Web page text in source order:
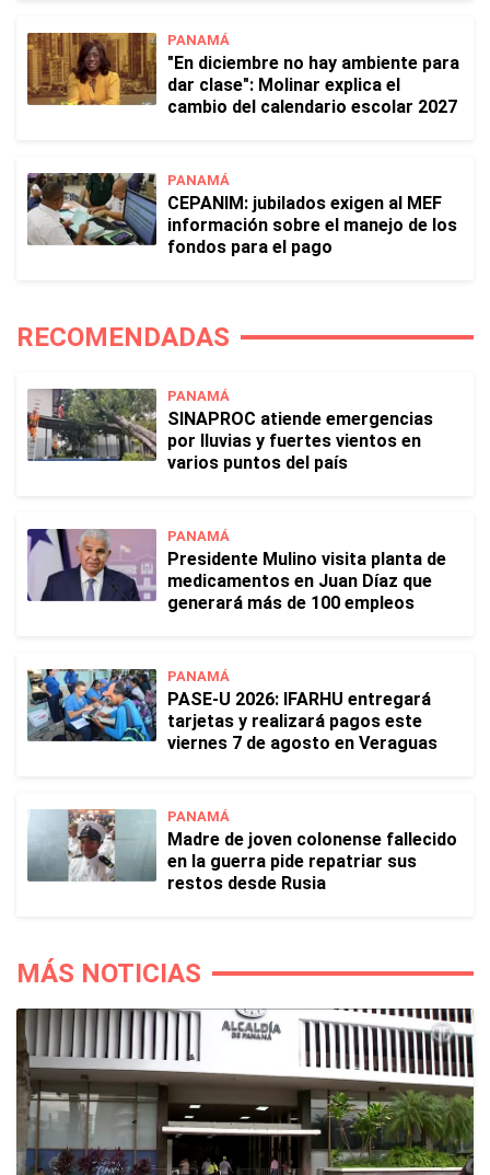
PANAMÁ
"En diciembre no hay ambiente para
dar clase": Molinar explica el
cambio del calendario escolar 2027
PANAMÁ
CEPANIM: jubilados exigen al MEF
información sobre el manejo de los
fondos para el pago
RECOMENDADAS
PANAMÁ
SINAPROC atiende emergencias
por lluvias y fuertes vientos en
varios puntos del país
PANAMÁ
Presidente Mulino visita planta de
medicamentos en Juan Díaz que
generará más de 100 empleos
PANAMÁ
PASE-U 2026: IFARHU entregará
tarjetas y realizará pagos este
viernes 7 de agosto en Veraguas
PANAMÁ
Madre de joven colonense fallecido
en la guerra pide repatriar sus
restos desde Rusia
MÁS NOTICIAS